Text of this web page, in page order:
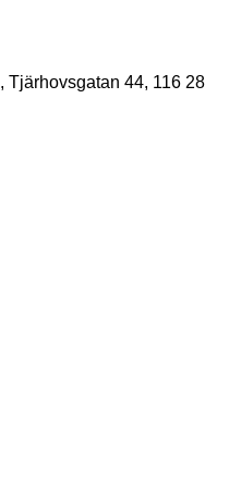
, Tjärhovsgatan 44, 116 28